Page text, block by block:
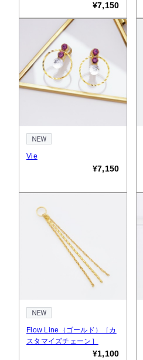
¥7,150
Vie
¥7,150
Flow Line（ゴールド）［カ
スタマイズチェーン］
¥1,100